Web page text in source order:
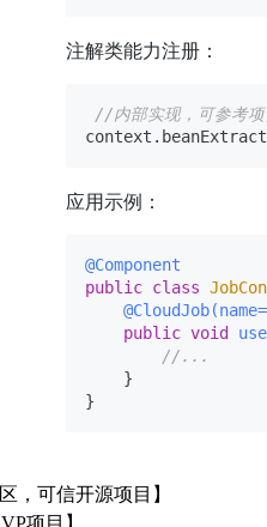
注解类能力注册：
//内部实现，可参考项
应用示例：
@Component
public class
public void
//...
    }
，可信开源项目】
项目】